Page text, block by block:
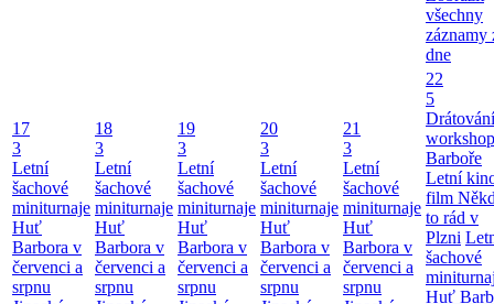
všechny
záznamy
dne
17
3
Letní
šachové
miniturnaje
Huť
Barbora v
červenci a
srpnu
18
3
Letní
šachové
miniturnaje
Huť
Barbora v
červenci a
srpnu
19
3
Letní
šachové
miniturnaje
Huť
Barbora v
červenci a
srpnu
20
3
Letní
šachové
miniturnaje
Huť
Barbora v
červenci a
srpnu
21
3
Letní
šachové
miniturnaje
Huť
Barbora v
červenci a
srpnu
22
5
Barboře
Letní
film
to rád v
Plzni
šachové
Huť